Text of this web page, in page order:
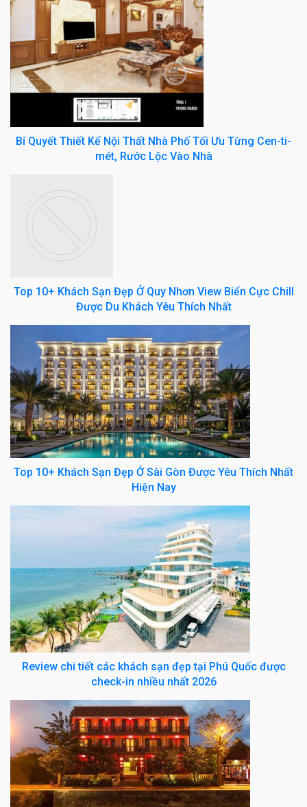
Bí Quyết Thiết Kế Nội Thất Nhà Phố Tối Ưu Từng Cen-ti-
mét, Rước Lộc Vào Nhà
Top 10+ Khách Sạn Đẹp Ở Quy Nhơn View Biển Cực Chill
Được Du Khách Yêu Thích Nhất
Top 10+ Khách Sạn Đẹp Ở Sài Gòn Được Yêu Thích Nhất
Hiện Nay
Review chi tiết các khách sạn đẹp tại Phú Quốc được
check-in nhiều nhất 2026